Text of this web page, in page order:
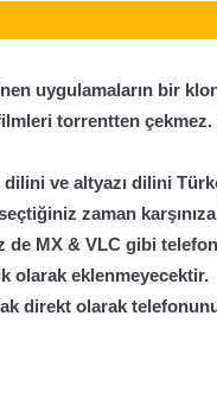
uygulamaların bir
torrentten
ve altyazı dilini
zaman
MX & VLC gibi
olarak eklenmeyecektir.
direkt olarak